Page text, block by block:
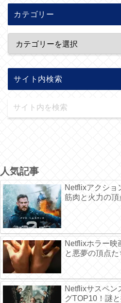
カテゴリー
サイト内検索
人気記事
Netflixアクショ
筋肉と火力の頂
Netflixホラー映
と悪夢の頂点た
Netflixサスペン
グTOP10！謎